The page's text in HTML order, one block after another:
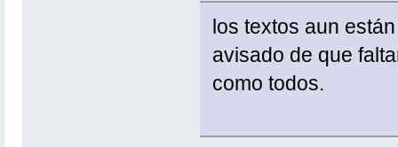
los textos aun
avisado de que
como todos.